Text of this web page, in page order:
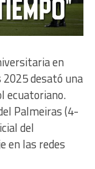
en
desató una
ecuatoriano.
Palmeiras (4-
del
en las redes